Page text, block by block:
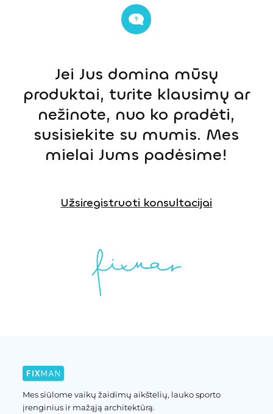
Jei Jus domina mūsų
produktai, turite klausimų ar
nežinote, nuo ko pradėti,
susisiekite su mumis. Mes
mielai Jums padėsime!
Užsiregistruoti konsultacijai
Mes siūlome vaikų žaidimų aikštelių, lauko sporto
įrenginius ir mažąją architektūrą.